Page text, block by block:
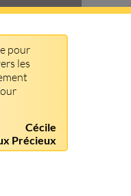
pour
les
Cécile
Précieux